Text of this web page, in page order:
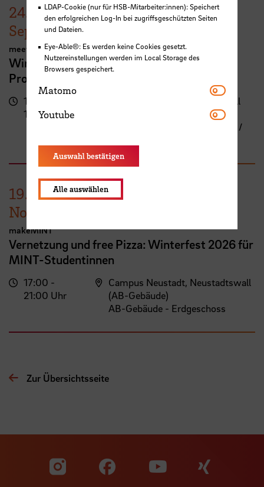
24.
September
meetMINT
Wir feiern Frauen in MINT – 10 Jahre
Programm meetMINT
17:00 -
19:30 Uhr
Campus Neustadt, Neustadtswall
AB-Gebäude - 10. Obergeschoss /
19.
November
makeMINT
Vernetzung und free Pizza: Winterfest 2026 für
MINT-Studentinnen
17:00 -
21:00 Uhr
Campus Neustadt, Neustadtswall
(AB-Gebäude)
AB-Gebäude - Erdgeschoss
Zur Übersichtsseite
Zu unserer Facebook
Zu
LDAP-Cookie (nur für HSB-Mitarbeiter:innen): Speichert
den erfolgreichen Log-In bei zugriffsgeschützten Seiten
und Dateien.
Eye-Able®: Es werden keine Cookies gesetzt.
Nutzereinstellungen werden im Local Storage des
Browsers gespeichert.
Matomo Matomo
Youtube Youtube
Auswahl bestätigen
Alle auswählen